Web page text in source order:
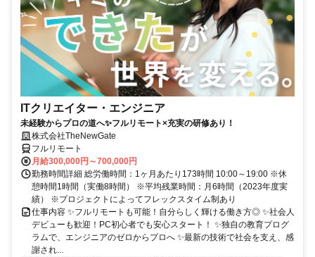
ITクリエイター・エンジニア
未経験からプロの道へ✨フルリモート×充実の研修あり！
株式会社TheNewGate
フルリモート
月給300,000円～700,000円
勤務時間詳細 総労働時間：1ヶ月あたり173時間 10:00～19:00 ※休
憩時間1時間（実働8時間） ※平均残業時間：月6時間（2023年度実
績） ※プロジェクトによってフレックスタイム制あり
仕事内容 ✨フルリモートも可能！自分らしく輝ける働き方◎ ✨社会人
デビューも歓迎！PC初心者でも安心スタート！ ✨独自の教育プログ
ラムで、エンジニアのゼロからプロへ ✨最新の技術で社会を支え、感
謝され...